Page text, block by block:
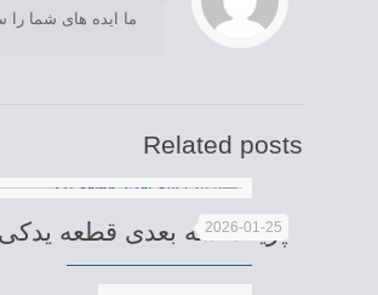
ما ایده های شما
Related posts
2026-01-25
پرینت سه بعدی قطعه